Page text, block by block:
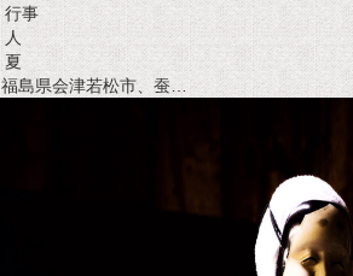
行事
人
夏
島県会津若松市、蚕…